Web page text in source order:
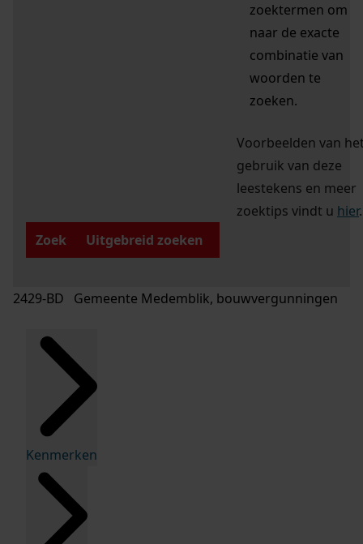
zoektermen om
naar de exacte
combinatie van
woorden te
zoeken.
Voorbeelden van
gebruik van deze
leestekens en meer
zoektips vindt u hier.
Zoek
Uitgebreid zoeken
2429-BD Gemeente Medemblik, bouwvergunningen
Kenmerken